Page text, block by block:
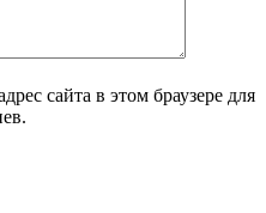
сайта в этом браузере для